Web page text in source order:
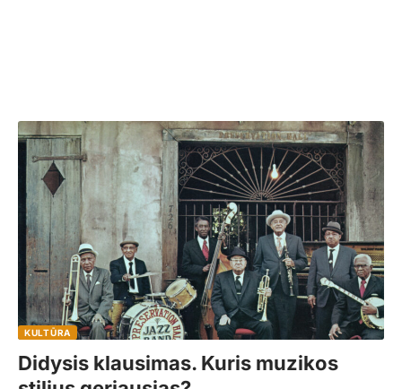
KULTŪRA
Didysis klausimas. Kuris muzikos